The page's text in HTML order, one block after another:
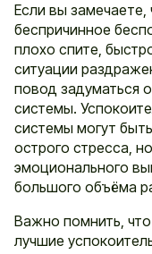
Если вы
беспричинное
плохо спите,
ситуации
повод задуматься
системы.
системы могут
острого стресса,
эмоционального
большого объёма
Важно помнить,
лучшие